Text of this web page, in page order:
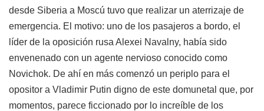
desde Siberia a Moscú tuvo que realizar un aterrizaje de
emergencia. El motivo: uno de los pasajeros a bordo, el
líder de la oposición rusa Alexei Navalny, había sido
envenenado con un agente nervioso conocido como
Novichok. De ahí en más comenzó un periplo para el
opositor a Vladimir Putin digno de este domunetal que, por
momentos, parece ficcionado por lo increíble de los